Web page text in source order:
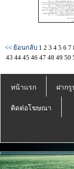
<< ย้อนกลับ 1 2 3 4 5 6 7
43 44 45 46 47 48 49 50
หน้าแรก ฝาก
ติดต่อโฆษณา